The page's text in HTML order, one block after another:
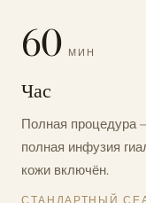
60 МИН
Час
Полная процедура
полная инфузия
кожи включён.
СТАНДАРТНЫЙ